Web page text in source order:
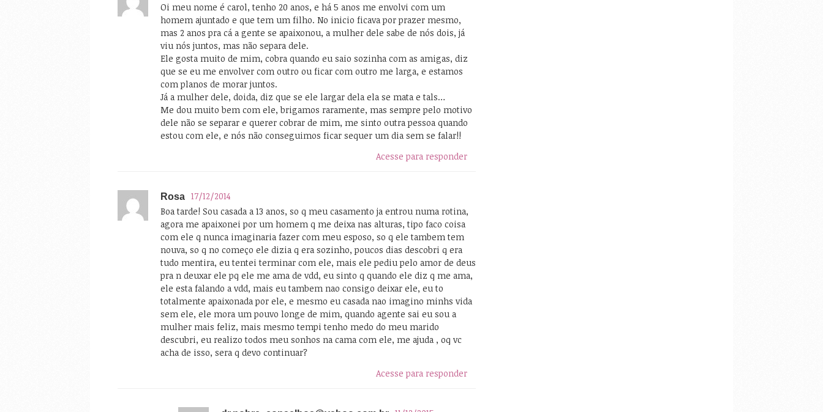
Oi meu nome é carol, tenho 20 anos, e há 5 anos me envolvi com um
homem ajuntado e que tem um filho. No inicio ficava por prazer mesmo,
mas 2 anos pra cá a gente se apaixonou, a mulher dele sabe de nós dois, já
viu nós juntos, mas não separa dele.
Ele gosta muito de mim, cobra quando eu saio sozinha com as amigas, diz
que se eu me envolver com outro ou ficar com outro me larga, e estamos
com planos de morar juntos.
Já a mulher dele, doida, diz que se ele largar dela ela se mata e tals…
Me dou muito bem com ele, brigamos raramente, mas sempre pelo motivo
dele não se separar e querer cobrar de mim, me sinto outra pessoa quando
estou com ele, e nós não conseguimos ficar sequer um dia sem se falar!!
Acesse para responder
Rosa 17/12/2014
Boa tarde! Sou casada a 13 anos, so q meu casamento ja entrou numa rotina,
agora me apaixonei por um homem q me deixa nas alturas, tipo faco coisa
com ele q nunca imaginaria fazer com meu esposo, so q ele tambem tem
nouva, so q no começo ele dizia q era sozinho, poucos dias descobri q era
tudo mentira, eu tentei terminar com ele, mais ele pediu pelo amor de deus
pra n deuxar ele pq ele me ama de vdd, eu sinto q quando ele diz q me ama,
ele esta falando a vdd, mais eu tambem nao consigo deixar ele, eu to
totalmente apaixonada por ele, e mesmo eu casada nao imagino minhs vida
sem ele, ele mora um pouvo longe de mim, quando agente sai eu sou a
mulher mais feliz, mais mesmo tempi tenho medo do meu marido
descubri, eu realizo todos meu sonhos na cama com ele, me ajuda , oq vc
acha de isso, sera q devo continuar?
Acesse para responder